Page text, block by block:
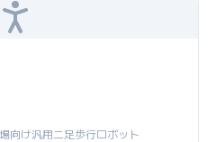
向け汎用二足歩行ロボット